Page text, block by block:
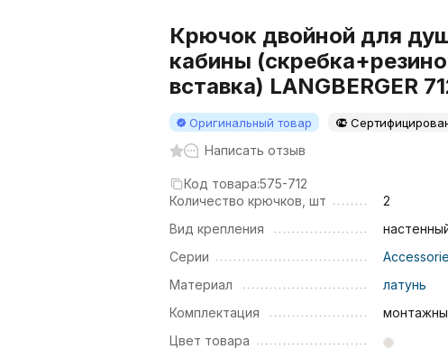
Крючок двойной для
кабины
вставка) LANGBERGER
Оригинальный товар
Написать отзыв
Код товара:575-712
Количество крючков, шт
2
Вид крепления
Серии
Материал
латунь
Комплектация
Цвет товара